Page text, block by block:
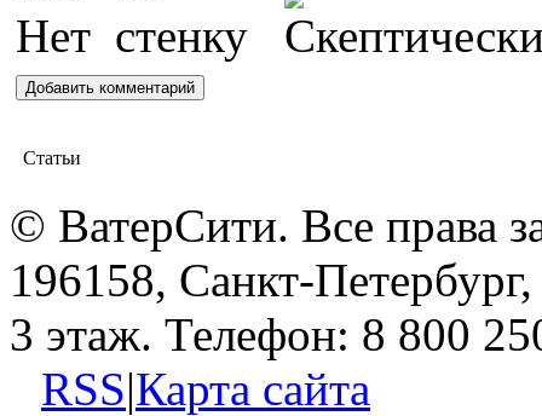
Статьи
© ВатерСити. Все права
196158, Санкт-
3 этаж. Телефон: 8 800
RSS|Карта сайта